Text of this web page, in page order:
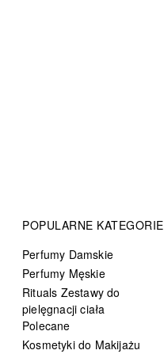
POPULARNE KATEGORIE
Perfumy Damskie
Perfumy Męskie
Rituals Zestawy do
pielęgnacji ciała
Polecane
Kosmetyki do Makijażu